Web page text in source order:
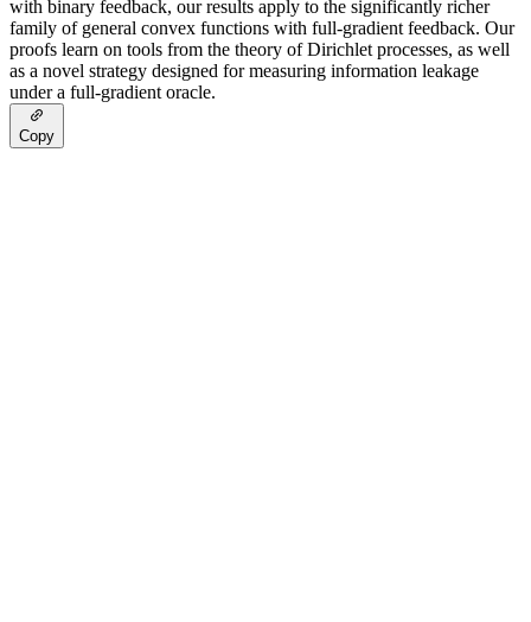
with binary feedback, our results apply to the significantly richer
family of general convex functions with full-gradient feedback. Our
proofs learn on tools from the theory of Dirichlet processes, as well
as a novel strategy designed for measuring information leakage
under a full-gradient oracle.
Copy